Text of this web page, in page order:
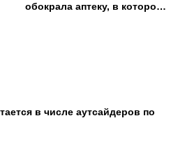
в числе аутсайдеров по
обокрала аптеку, в которой